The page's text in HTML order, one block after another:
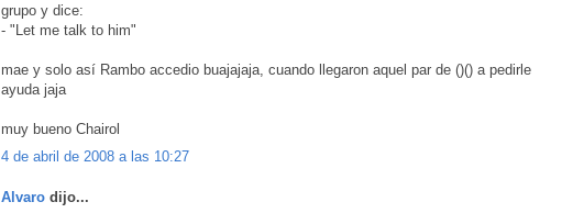
grupo y dice:
- "Let me talk to him"
mae y solo así Rambo accedio buajajaja, cuando llegaron aquel par de ()() a pedirle
ayuda jaja
muy bueno Chairol
4 de abril de 2008 a las 10:27
Alvaro dijo...